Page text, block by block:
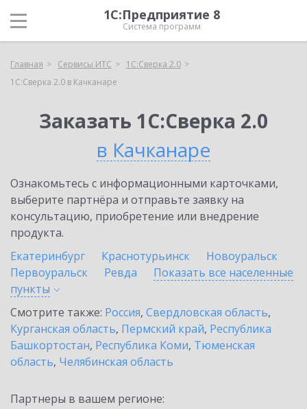
1С:Предприятие 8
Система программ
Главная Сервисы ИТС
1С:Сверка 2.0
1С:Сверка 2.0 в Качканаре
Заказать 1С:Сверка 2.0
в Качканаре
Ознакомьтесь с информационными карточками,
выберите партнёра и отправьте заявку на
консультацию, приобретение или внедрение
продукта.
Екатеринбург
Краснотурьинск
Новоуральск
Первоуральск
Ревда
Показать все населенные
пункты
Смотрите также: Россия, Свердловская область,
Курганская область, Пермский край, Республика
Башкортостан, Республика Коми, Тюменская
область, Челябинская область
Партнеры в вашем регионе: